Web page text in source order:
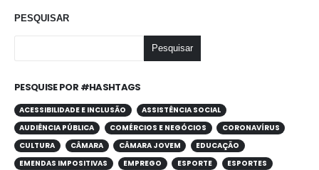
PESQUISAR
Pesquisar
PESQUISE POR #HASHTAGS
ACESSIBILIDADE E INCLUSÃO
ASSISTÊNCIA SOCIAL
AUDIÊNCIA PÚBLICA
COMÉRCIOS E NEGÓCIOS
CORONAVÍRUS
CULTURA
CÂMARA CÂMARA JOVEM
EDUCAÇÃO
EMENDAS IMPOSITIVAS
EMPREGO ESPORTE
ESPORTES